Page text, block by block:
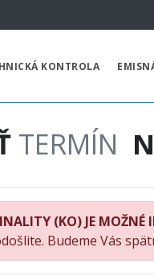
KONTROLA
TERMÍN
(KO) JE MOŽNÉ
Budeme Vás